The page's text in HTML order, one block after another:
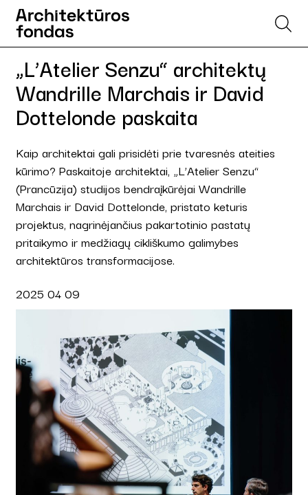
„L’Atelier Senzu“ architektų
Wandrille Marchais ir David
Dottelonde paskaita
Kaip architektai gali prisidėti prie tvaresnės ateities
kūrimo? Paskaitoje architektai, „L’Atelier Senzu“
(Prancūzija) studijos bendraįkūrėjai Wandrille
Marchais ir David Dottelonde, pristato keturis
projektus, nagrinėjančius pakartotinio pastatų
pritaikymo ir medžiagų cikliškumo galimybes
architektūros transformacijose.
2025 04 09